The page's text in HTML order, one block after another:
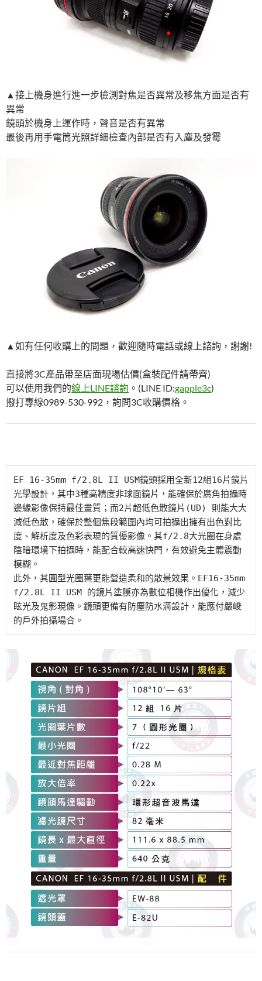
▲接上機身進行進一步檢測對焦是否異常及移焦方面是否有
異常
鏡頭於機身上運作時，聲音是否有異常
最後再用手電筒光照詳細檢查內部是否有入塵及發霉
▲如有任何收購上的問題，歡迎隨時電話或線上諮詢，謝謝!
直接將3C產品帶至店面現場估價(盒裝配件請帶齊)
可以使用我們的線上LINE諮詢 。(LINE ID:gapple3c)
撥打專線0989-530-992，詢問3C收購價格。
EF 16-35mm f/2.8L II USM鏡頭採用全新12組16片鏡片
光學設計，其中3種高精度非球面鏡片，能確保於廣角拍攝時
邊緣影像保持最佳畫質；而2片超低色散鏡片(UD) 則能大大
減低色散，確保於整個焦段範圍內均可拍攝出擁有出色對比
度、解析度及色彩表現的質優影像。其f/2.8大光圈在身處
陰暗環境下拍攝時，能配合較高速快門，有效避免主體震動
模糊。
此外，其圓型光圈葉更能營造柔和的散景效果。EF16-35mm
f/2.8L II USM 的鏡片塗膜亦為數位相機作出優化，減少
眩光及鬼影現像。鏡頭更備有防塵防水滴設計，能應付嚴峻
的戶外拍攝場合。